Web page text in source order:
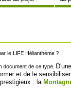
le LIFE Hélianthème ?
document de ce type.
et de le
: la